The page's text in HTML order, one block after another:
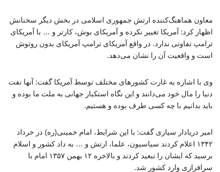
معاون هماهنگ‌کننده ارتش جمهوری اسلامی در بخش دیگر سخنانش
اظهار کرد: آمریکا تغییر نکرده و آمریکای بوش، کارتر و … با آمریکای
ترامپ تفاوتی ندارد. در واقع آمریکای ترامپ آمریکای بدون روتوش
است و واقعیت آن را نشان می‌دهد.
وی با اشاره به غارت کشورهای مختلف توسط آمریکا گفت: آنها نفت
دنیا را مال خود می‌دانند و این نگاه استکبار جهانی به ملت ما بوده و
باید بدانیم با چه کسی طرف بوده و هستیم.
امیر دریادار سیاری گفت: با این شرایط، امام خمینی(ره) در خرداد
۱۳۴۲ اعلام کردند سیاسیون، علما، ارتش و … به داد کشور و اسلام
برسید که ایشان را تبعید کردند و بالاخره ۱۲ بهمن ۱۳۵۷ امام با
سرافرازی وارد کشور شد.